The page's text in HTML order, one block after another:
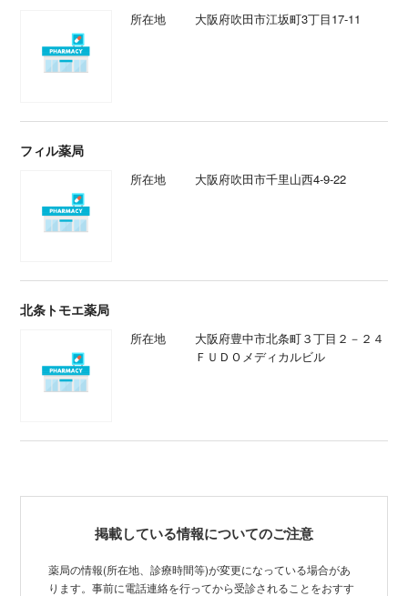
所在地 大阪府吹田市江坂町3丁目17-11
フィル薬局
所在地 大阪府吹田市千里山西4-9-22
北条トモエ薬局
所在地
大阪府豊中市北条町３丁目２－２４
ＦＵＤＯメディカルビル
掲載している情報についてのご注意
薬局の情報(所在地、診療時間等)が変更になっている場合があ
ります。事前に電話連絡を行ってから受診されることをおすす